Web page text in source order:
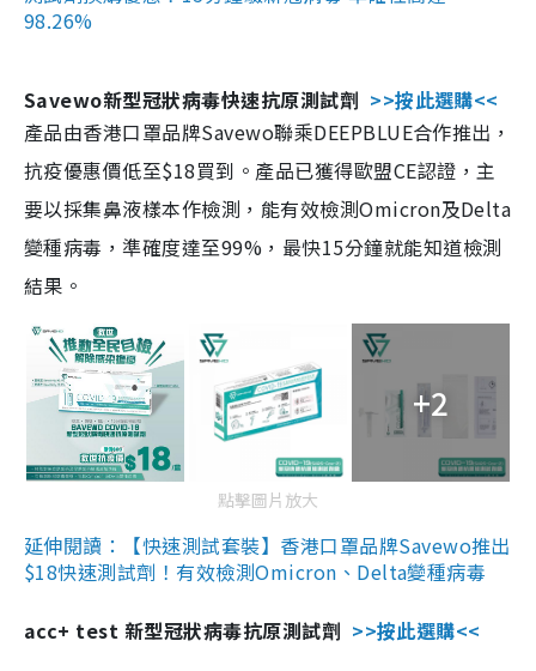
98.26%
Savewo新型冠狀病毒快速抗原測試劑 >>按此選購<<
產品由香港口罩品牌Savewo聯乘DEEPBLUE合作推出，
抗疫優惠價低至$18買到。產品已獲得歐盟CE認證，主
要以採集鼻液樣本作檢測，能有效檢測Omicron及Delta
變種病毒，準確度達至99%，最快15分鐘就能知道檢測
結果。
+2
點擊圖片放大
延伸閱讀：【快速測試套裝】香港口罩品牌Savewo推出
$18快速測試劑！有效檢測Omicron、Delta變種病毒
acc+ test 新型冠狀病毒抗原測試劑 >>按此選購<<